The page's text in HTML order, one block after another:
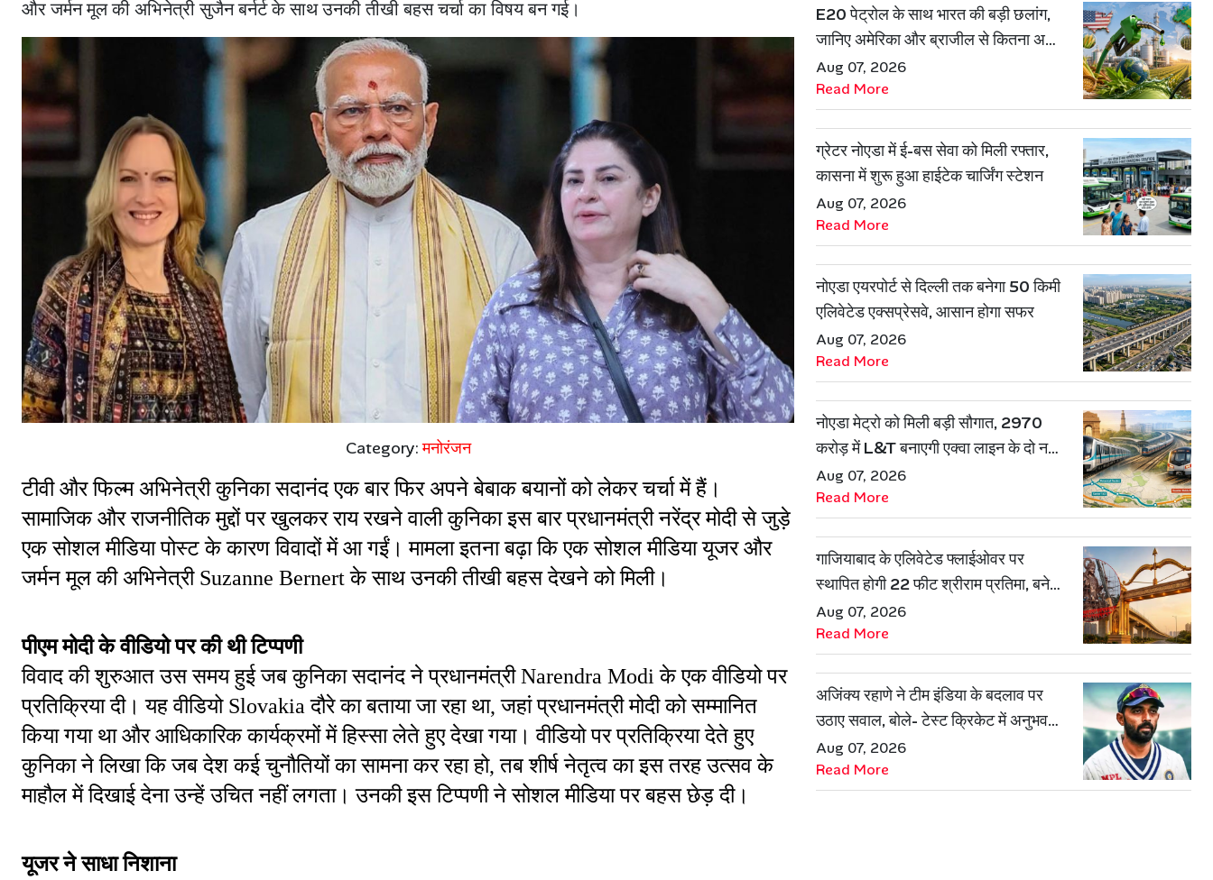
और जर्मन मूल की अभिनेत्री सुजैन बर्नर्ट के साथ उनकी तीखी बहस चर्चा का विषय बन गई।
Category:मनोरंजन
टीवी और फिल्म अभिनेत्री कुनिका सदानंद एक बार फिर अपने बेबाक बयानों को लेकर चर्चा में हैं।
सामाजिक और राजनीतिक मुद्दों पर खुलकर राय रखने वाली कुनिका इस बार प्रधानमंत्री नरेंद्र मोदी से जुड़े
एक सोशल मीडिया पोस्ट के कारण विवादों में आ गईं। मामला इतना बढ़ा कि एक सोशल मीडिया यूजर और
जर्मन मूल की अभिनेत्री Suzanne Bernert के साथ उनकी तीखी बहस देखने को मिली।
पीएम मोदी के वीडियो पर की थी टिप्पणी
विवाद की शुरुआत उस समय हुई जब कुनिका सदानंद ने प्रधानमंत्री Narendra Modi के एक वीडियो पर
प्रतिक्रिया दी। यह वीडियो Slovakia दौरे का बताया जा रहा था, जहां प्रधानमंत्री मोदी को सम्मानित
किया गया था और आधिकारिक कार्यक्रमों में हिस्सा लेते हुए देखा गया। वीडियो पर प्रतिक्रिया देते हुए
कुनिका ने लिखा कि जब देश कई चुनौतियों का सामना कर रहा हो, तब शीर्ष नेतृत्व का इस तरह उत्सव के
माहौल में दिखाई देना उन्हें उचित नहीं लगता। उनकी इस टिप्पणी ने सोशल मीडिया पर बहस छेड़ दी।
यूजर ने साधा निशाना
E20 पेट्रोल के साथ भारत की बड़ी छलांग,
जानिए अमेरिका और ब्राजील से कितना अलग
है एथेनॉल मॉडल
Aug 07, 2026
Read More
ग्रेटर नोएडा में ई-बस सेवा को मिली रफ्तार,
कासना में शुरू हुआ हाईटेक चार्जिंग स्टेशन
Aug 07, 2026
Read More
नोएडा एयरपोर्ट से दिल्ली तक बनेगा 50 किमी
एलिवेटेड एक्सप्रेसवे, आसान होगा सफर
Aug 07, 2026
Read More
नोएडा मेट्रो को मिली बड़ी सौगात, 2970
करोड़ में L&T बनाएगी एक्वा लाइन के दो नए
रूट
Aug 07, 2026
Read More
गाजियाबाद के एलिवेटेड फ्लाईओवर पर
स्थापित होगी 22 फीट श्रीराम प्रतिमा, बनेगी
शहर की नई पहचान
Aug 07, 2026
Read More
अजिंक्य रहाणे ने टीम इंडिया के बदलाव पर
उठाए सवाल, बोले- टेस्ट क्रिकेट में अनुभव
की जरूरत हमेशा रहेगी
Aug 07, 2026
Read More